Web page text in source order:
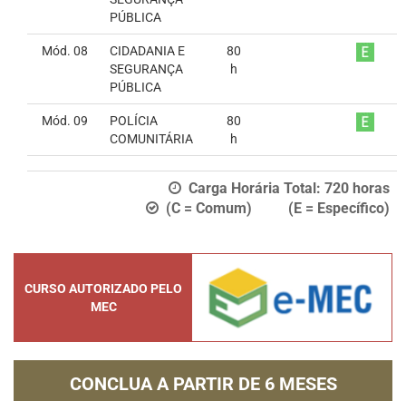
PÚBLICA
Mód. 08
CIDADANIA E
SEGURANÇA
PÚBLICA
80
h
Mód. 09
POLÍCIA
COMUNITÁRIA
80
h
Carga Horária Total: 720 horas
(C = Comum) (E = Específico)
CURSO AUTORIZADO PELO
MEC
CONCLUA A PARTIR DE 6 MESES